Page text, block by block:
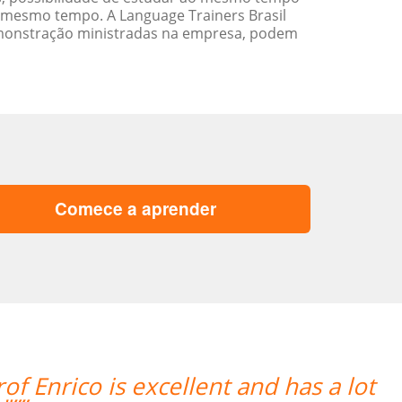
tempo. A Language Trainers Brasil
ministradas na empresa, podem
Comece a aprender
“”Angelica, minha professora, fez